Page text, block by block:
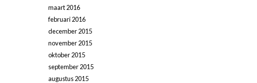
maart 2016
februari 2016
december 2015
november 2015
oktober 2015
september 2015
augustus 2015